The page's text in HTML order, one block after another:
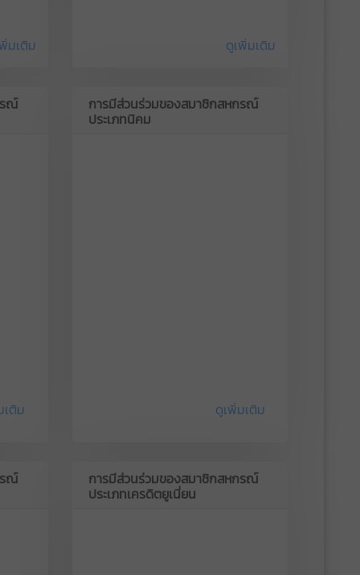
มเติม ดูเพิ่มเติม
ณ์
ติม
การมีส่วนร่วมของสมาชิกสหกรณ์
ประเภทนิคม
ดูเพิ่มเติม
ณ์ การมีส่วนร่วมของสมาชิกสหกรณ์
ประเภทเครดิตยูเนี่ยน